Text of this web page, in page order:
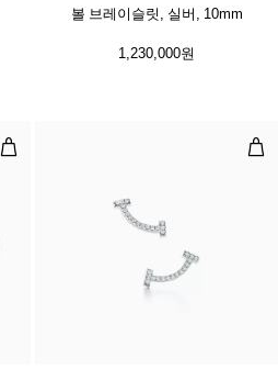
볼 브레이슬릿, 실버, 10mm
1,230,000원
다이아몬드 및 터쿼이즈 와이어 브
스